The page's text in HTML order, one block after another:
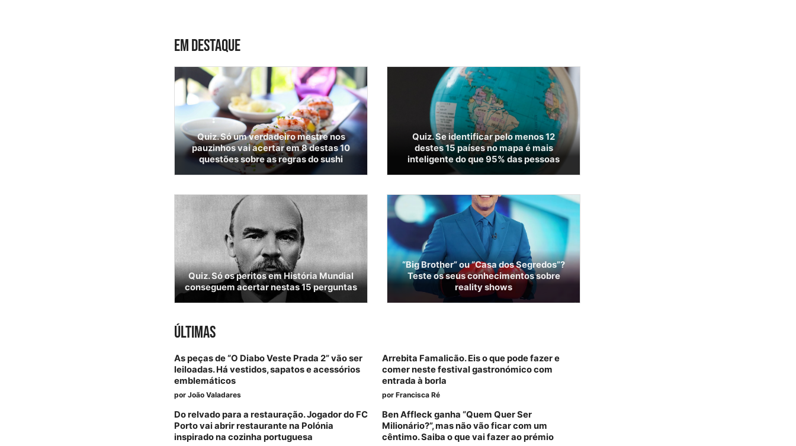
EM DESTAQUE
Quiz. Só um verdadeiro mestre nos
pauzinhos vai acertar em 8 destas 10
questões sobre as regras do sushi
Quiz. Se identificar pelo menos 12
destes 15 países no mapa é mais
inteligente do que 95% das pessoas
Quiz. Só os peritos em História Mundial
conseguem acertar nestas 15 perguntas
“Big Brother” ou “Casa dos Segredos”?
Teste os seus conhecimentos sobre
reality shows
ÚLTIMAS
As peças de “O Diabo Veste Prada 2” vão ser
leiloadas. Há vestidos, sapatos e acessórios
emblemáticos
por João Valadares
Arrebita Famalicão. Eis o que pode fazer e
comer neste festival gastronómico com
entrada à borla
por Francisca Ré
Do relvado para a restauração. Jogador do FC
Porto vai abrir restaurante na Polónia
inspirado na cozinha portuguesa
Ben Affleck ganha “Quem Quer Ser
Milionário?”, mas não vão ficar com um
cêntimo. Saiba o que vai fazer ao prémio